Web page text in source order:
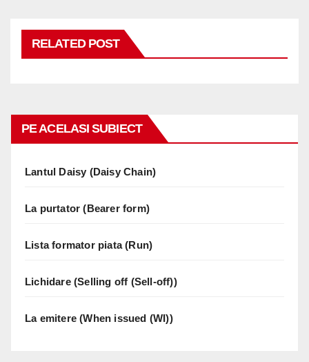
RELATED POST
PE ACELASI SUBIECT
Lantul Daisy (Daisy Chain)
La purtator (Bearer form)
Lista formator piata (Run)
Lichidare (Selling off (Sell-off))
La emitere (When issued (WI))